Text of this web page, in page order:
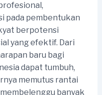
pada pembentukan
berpotensi
yang efektif. Dari
baru bagi
dapat tumbuh,
memutus rantai
banyak